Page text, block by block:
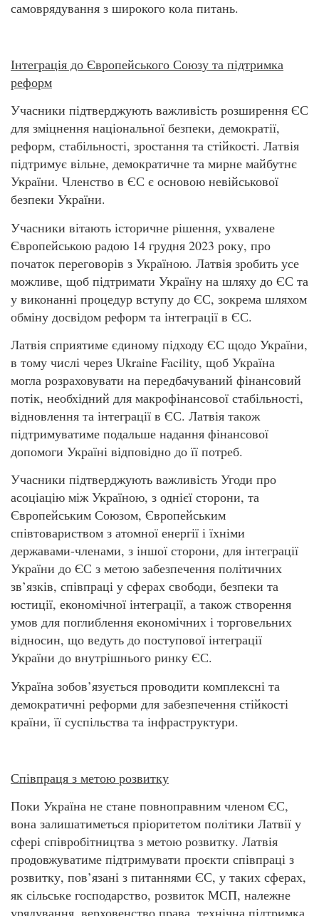
самоврядування з широкого кола питань.
Інтеграція до Європейського Союзу та підтримка
реформ
Учасники підтверджують важливість розширення ЄС
для зміцнення національної безпеки, демократії,
реформ, стабільності, зростання та стійкості. Латвія
підтримує вільне, демократичне та мирне майбутнє
України. Членство в ЄС є основою невійськової
безпеки України.
Учасники вітають історичне рішення, ухвалене
Європейською радою 14 грудня 2023 року, про
початок переговорів з Україною. Латвія зробить усе
можливе, щоб підтримати Україну на шляху до ЄС та
у виконанні процедур вступу до ЄС, зокрема шляхом
обміну досвідом реформ та інтеграції в ЄС.
Латвія сприятиме єдиному підходу ЄС щодо України,
в тому числі через Ukraine Facility, щоб Україна
могла розраховувати на передбачуваний фінансовий
потік, необхідний для макрофінансової стабільності,
відновлення та інтеграції в ЄС. Латвія також
підтримуватиме подальше надання фінансової
допомоги Україні відповідно до її потреб.
Учасники підтверджують важливість Угоди про
асоціацію між Україною, з однієї сторони, та
Європейським Союзом, Європейським
співтовариством з атомної енергії і їхніми
державами-членами, з іншої сторони, для інтеграції
України до ЄС з метою забезпечення політичних
зв’язків, співпраці у сферах свободи, безпеки та
юстиції, економічної інтеграції, а також створення
умов для поглиблення економічних і торговельних
відносин, що ведуть до поступової інтеграції
України до внутрішнього ринку ЄС.
Україна зобов’язується проводити комплексні та
демократичні реформи для забезпечення стійкості
країни, її суспільства та інфраструктури.
Співпраця з метою розвитку
Поки Україна не стане повноправним членом ЄС,
вона залишатиметься пріоритетом політики Латвії у
сфері співробітництва з метою розвитку. Латвія
продовжуватиме підтримувати проєкти співпраці з
розвитку, пов’язані з питаннями ЄС, у таких сферах,
як сільське господарство, розвиток МСП, належне
урядування, верховенство права, технічна підтримка,